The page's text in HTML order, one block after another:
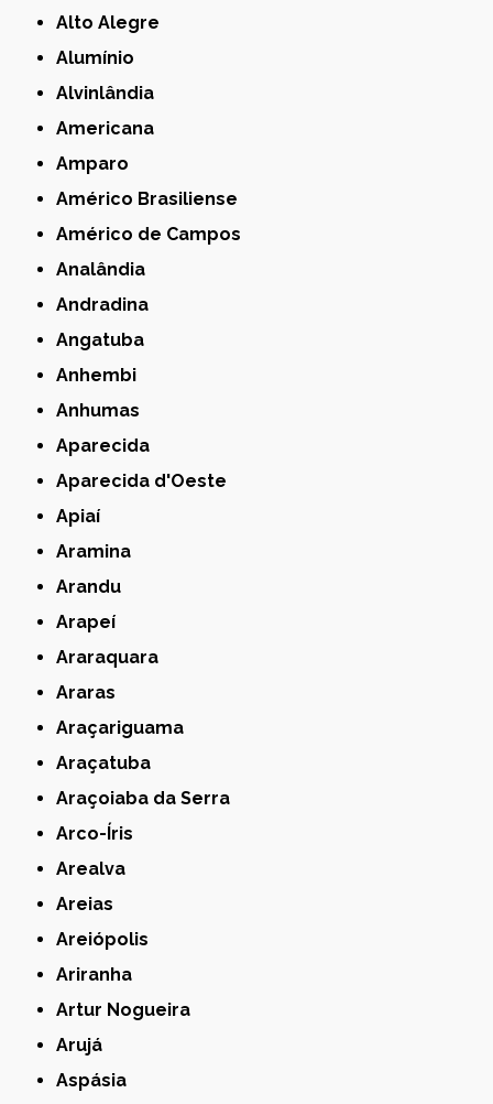
Alto Alegre
Alumínio
Alvinlândia
Americana
Amparo
Américo Brasiliense
Américo de Campos
Analândia
Andradina
Angatuba
Anhembi
Anhumas
Aparecida
Aparecida d'Oeste
Apiaí
Aramina
Arandu
Arapeí
Araraquara
Araras
Araçariguama
Araçatuba
Araçoiaba da Serra
Arco-Íris
Arealva
Areias
Areiópolis
Ariranha
Artur Nogueira
Arujá
Aspásia